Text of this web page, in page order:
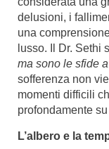
delusioni, i
una
lusso. Il Dr. Sethi
ma sono le sfide
sofferenza non
momenti difficili
profondamente
L’albero e la